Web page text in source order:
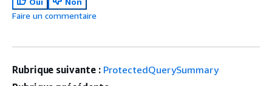
Faire un commentaire
Rubrique suivante : ProtectedQuerySummary